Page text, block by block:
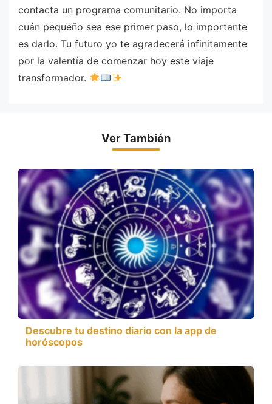
contacta un programa comunitario. No importa
cuán pequeño sea ese primer paso, lo importante
es darlo. Tu futuro yo te agradecerá infinitamente
por la valentía de comenzar hoy este viaje
transformador.
Ver También
Descubre tu destino diario con la app de
horóscopos